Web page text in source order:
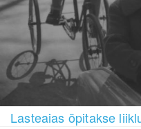
Lasteaias õpitakse